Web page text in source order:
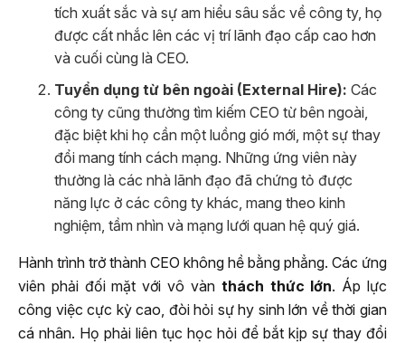
tích xuất sắc và sự am hiểu sâu sắc về công ty, họ
được cất nhắc lên các vị trí lãnh đạo cấp cao hơn
và cuối cùng là CEO.
Tuyển dụng từ bên ngoài (External Hire): Các
công ty cũng thường tìm kiếm CEO từ bên ngoài,
đặc biệt khi họ cần một luồng gió mới, một sự thay
đổi mang tính cách mạng. Những ứng viên này
thường là các nhà lãnh đạo đã chứng tỏ được
năng lực ở các công ty khác, mang theo kinh
nghiệm, tầm nhìn và mạng lưới quan hệ quý giá.
Hành trình trở thành CEO không hề bằng phẳng. Các ứng
viên phải đối mặt với vô vàn thách thức lớn. Áp lực
công việc cực kỳ cao, đòi hỏi sự hy sinh lớn về thời gian
cá nhân. Họ phải liên tục học hỏi để bắt kịp sự thay đổi